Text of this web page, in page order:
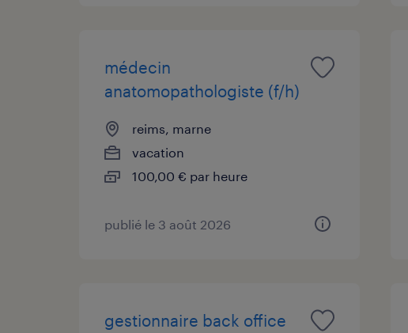
médecin
anatomopathologiste (f/h)
reims, marne
vacation
100,00 € par heure
publié le 3 août 2026
gestionnaire back office